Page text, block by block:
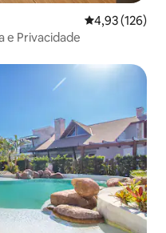
Gemiddelde
4,93 (126)
e Privacidade